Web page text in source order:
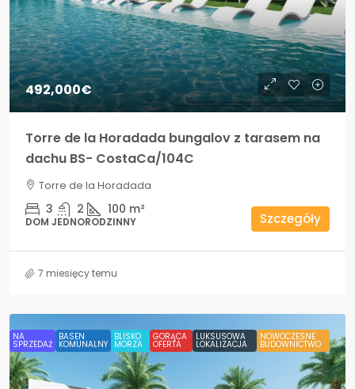
492,000€
Torre de la Horadada bungalov z tarasem na
dachu BS- CostaCa/104C
Torre de la Horadada
3 2 100 m²
DOM JEDNORODZINNY Szczegóły
7 miesięcy temu
NA
SPRZEDAŻ
BASEN
KOMUNALNY
BLISKO
MORZA
GORĄCA
OFERTA
LUKSUSOWA
LOKALIZACJA
NOWOCZESNE
BUDOWNICTWO